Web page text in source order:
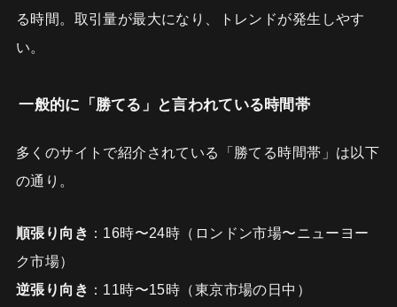
る時間。取引量が最大になり、トレンドが発生しやす
い。
一般的に「勝てる」と言われている時間帯
多くのサイトで紹介されている「勝てる時間帯」は以下
の通り。
順張り向き ：16時〜24時（ロンドン市場〜ニューヨー
ク市場）
逆張り向き ：11時〜15時（東京市場の日中）